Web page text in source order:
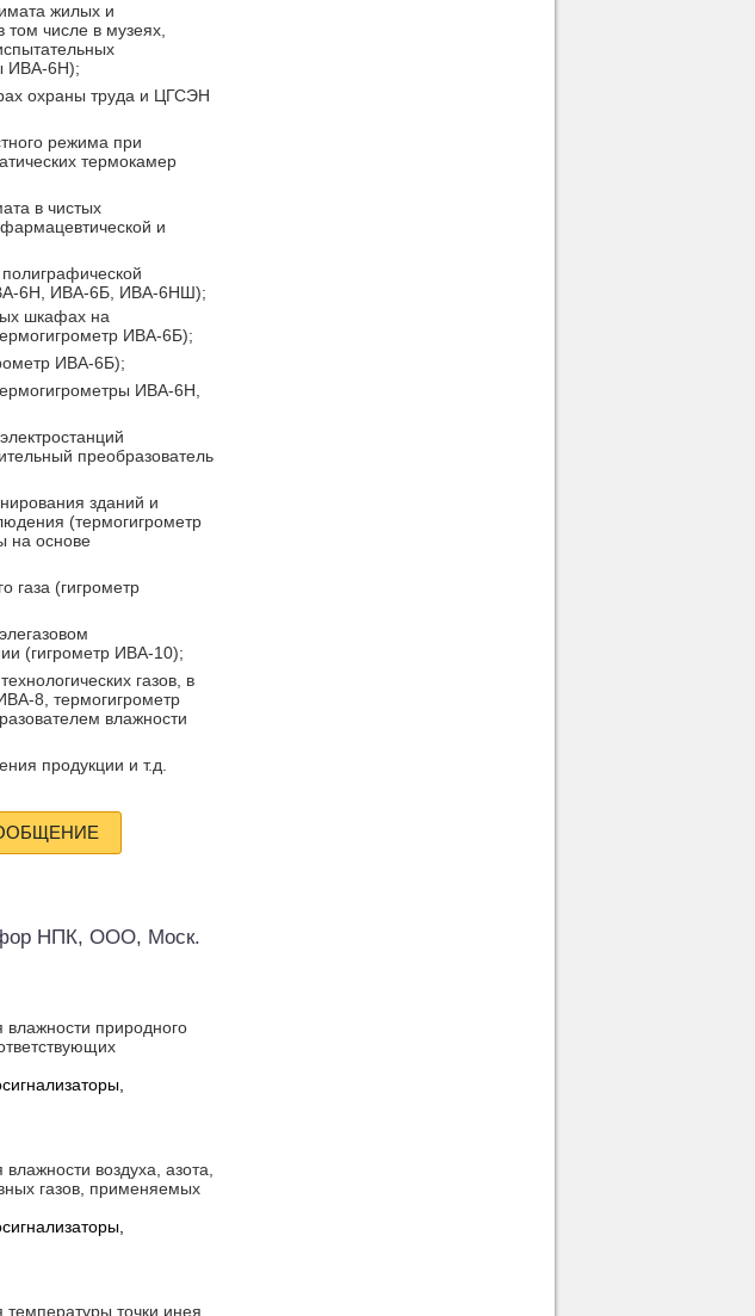
жилых и
числе в музеях,
ИВА-6Н);
охраны труда и ЦГСЭН
режима при
термокамер
в чистых
и
6Н, ИВА-6Б, ИВА-6НШ);
шкафах на
ИВА-6Б);
ИВА-6Б);
ИВА-6Н,
преобразователь
зданий и
(термогигрометр
на основе
газа (гигрометр
(гигрометр ИВА-10);
газов, в
8, термогигрометр
влажности
продукции и т.д.
НПК, ООО, Моск.
природного
воздуха, азота,
газов, применяемых
точки инея